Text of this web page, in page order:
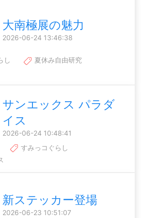
大南極展の魅力
2026-06-24 13:46:38
し
夏休み自由研究
サンエックス パラダ
イス
2026-06-24 10:48:41
すみっコぐらし
新ステッカー登場
2026-06-23 10:51:07